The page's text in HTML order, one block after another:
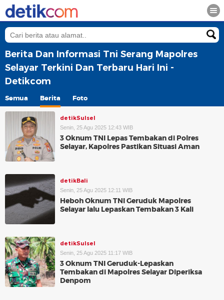
Berita Dan Informasi Tni Serang Mapolres
Selayar Terkini Dan Terbaru Hari Ini -
Detikcom
Semua Berita Foto
detikSulsel
Senin, 25 Agu 2025 12:43 WIB
3 Oknum TNI Lepas Tembakan di Polres
Selayar, Kapolres Pastikan Situasi Aman
detikBali
Senin, 25 Agu 2025 12:11 WIB
Heboh Oknum TNI Geruduk Mapolres
Selayar lalu Lepaskan Tembakan 3 Kali
detikSulsel
Senin, 25 Agu 2025 11:17 WIB
3 Oknum TNI Geruduk-Lepaskan
Tembakan di Mapolres Selayar Diperiksa
Denpom